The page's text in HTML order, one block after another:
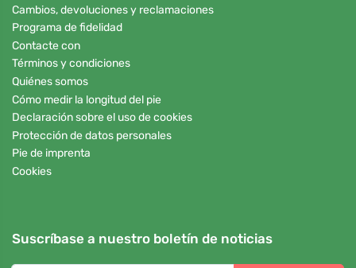
Cambios, devoluciones y reclamaciones
Programa de fidelidad
Contacte con
Términos y condiciones
Quiénes somos
Cómo medir la longitud del pie
Declaración sobre el uso de cookies
Protección de datos personales
Pie de imprenta
Cookies
Suscríbase a nuestro boletín de noticias